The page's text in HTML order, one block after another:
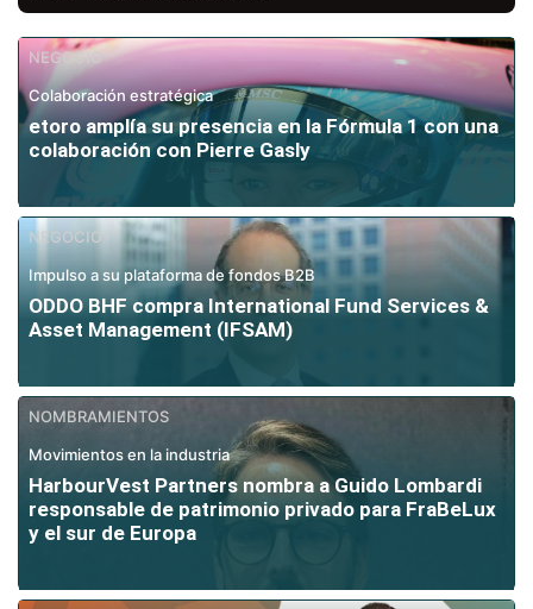
NEGOCIO
Colaboración estratégica
etoro amplía su presencia en la Fórmula 1 con una
colaboración con Pierre Gasly
NEGOCIO
Impulso a su plataforma de fondos B2B
ODDO BHF compra International Fund Services &
Asset Management (IFSAM)
NOMBRAMIENTOS
Movimientos en la industria
HarbourVest Partners nombra a Guido Lombardi
responsable de patrimonio privado para FraBeLux
y el sur de Europa